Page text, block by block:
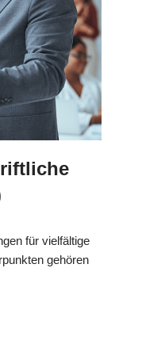
für vielfältige
gehören